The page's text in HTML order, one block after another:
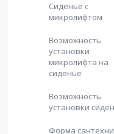
Сиденье с
микролифтом
Возможность
установки
микролифта на
сиденье
Возможность
установки
Форма